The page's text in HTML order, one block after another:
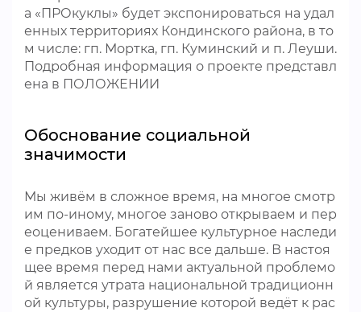
а «ПРОкуклы» будет экспонироваться на удал
енных территориях Кондинского района, в то
м числе: гп. Мортка, гп. Куминский и п. Леуши.
Подробная информация о проекте представл
ена в ПОЛОЖЕНИИ
Обоснование социальной
значимости
Мы живём в сложное время, на многое смотр
им по-иному, многое заново открываем и пер
еоцениваем. Богатейшее культурное наследи
е предков уходит от нас все дальше. В настоя
щее время перед нами актуальной проблемо
й является утрата национальной традиционн
ой культуры, разрушение которой ведёт к рас